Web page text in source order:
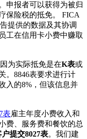
申报者可以获得为被归
保险税的抵免。 FICA
提供的数据及其协调
工在信用卡小费中赚取
因为实际抵免是在K表或
。8846表要求进行计
入的8%，但该信息并
表雇主年度小费收入和
费、服务费和餐饮的总
提交8027表。我们建